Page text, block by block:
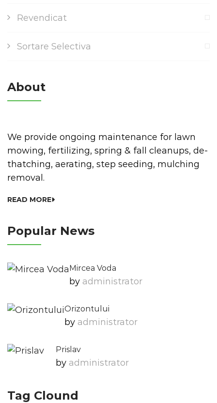
Revendicat
Sortare Selectiva
About
We provide ongoing maintenance for lawn
mowing, fertilizing, spring & fall cleanups, de-
thatching, aerating, step seeding, mulching
removal.
READ MORE
Popular News
Mircea Voda
by Administrator
Orizontului
by Administrator
Prislav
by Administrator
Tag Clound